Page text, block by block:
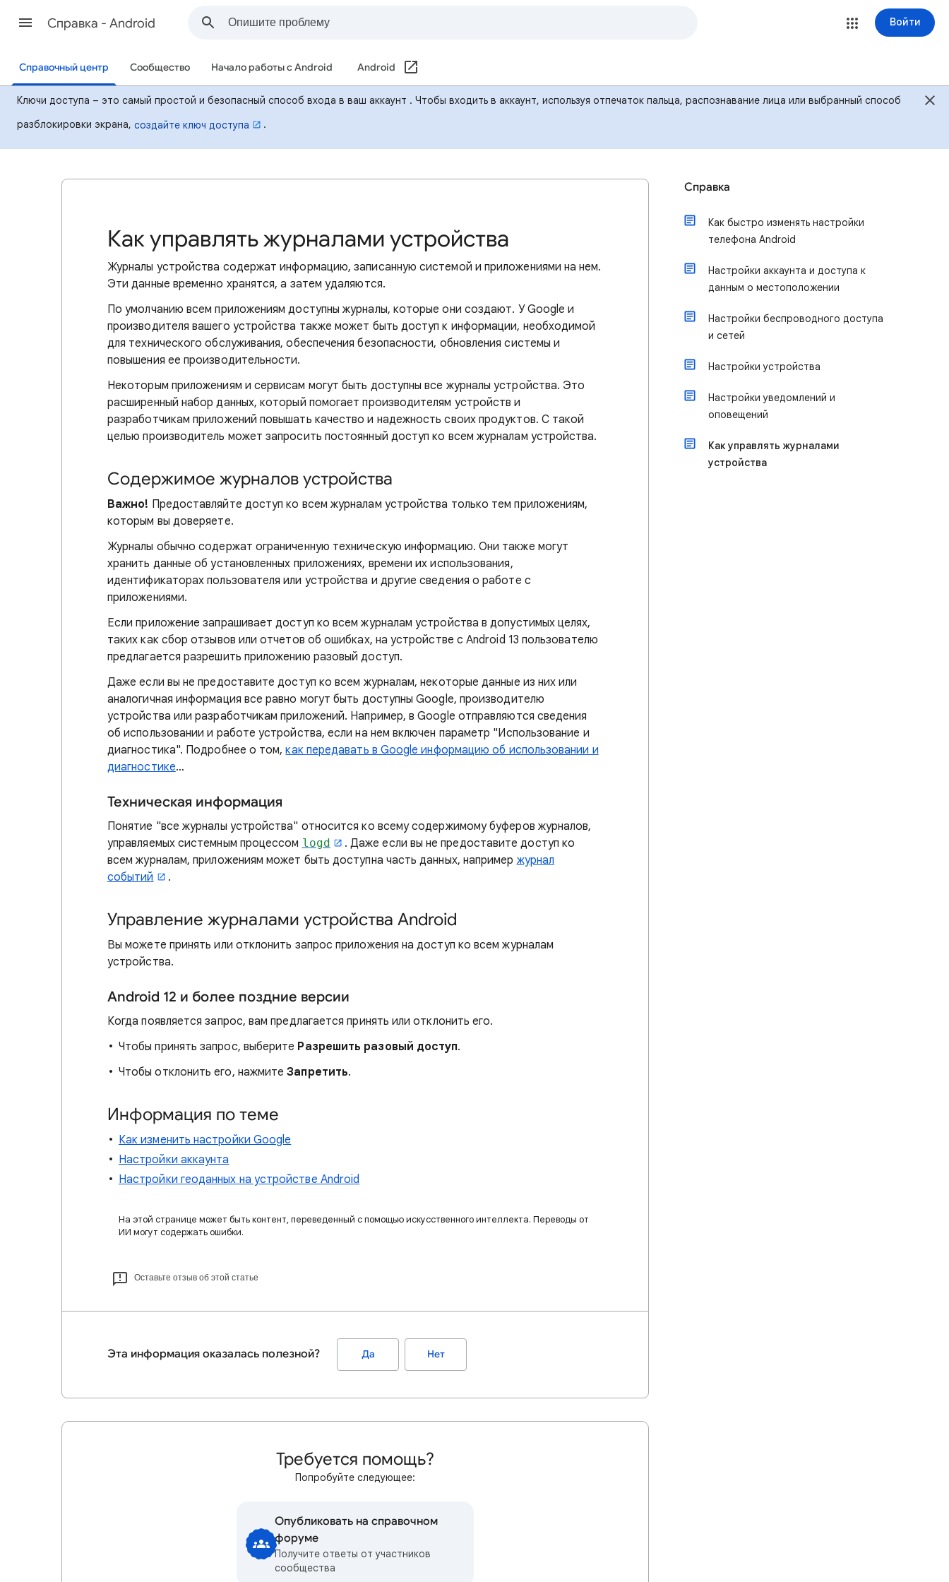
Cправка - Android Войти
Справочный центр Сообщество Начало работы с Android Android
Ключи доступа – это самый простой и безопасный способ входа в ваш аккаунт . Чтобы входить в аккаунт, используя отпечаток пальца, распознавание лица или выбранный способ
разблокировки экрана, создайте ключ доступа .
Как управлять журналами устройства
Журналы устройства содержат информацию, записанную системой и приложениями на нем.
Эти данные временно хранятся, а затем удаляются.
По умолчанию всем приложениям доступны журналы, которые они создают. У Google и
производителя вашего устройства также может быть доступ к информации, необходимой
для технического обслуживания, обеспечения безопасности, обновления системы и
повышения ее производительности.
Некоторым приложениям и сервисам могут быть доступны все журналы устройства. Это
расширенный набор данных, который помогает производителям устройств и
разработчикам приложений повышать качество и надежность своих продуктов. С такой
целью производитель может запросить постоянный доступ ко всем журналам устройства.
Содержимое журналов устройства
Важно! Предоставляйте доступ ко всем журналам устройства только тем приложениям,
которым вы доверяете.
Журналы обычно содержат ограниченную техническую информацию. Они также могут
хранить данные об установленных приложениях, времени их использования,
идентификаторах пользователя или устройства и другие сведения о работе с
приложениями.
Если приложение запрашивает доступ ко всем журналам устройства в допустимых целях,
таких как сбор отзывов или отчетов об ошибках, на устройстве с Android 13 пользователю
предлагается разрешить приложению разовый доступ.
Даже если вы не предоставите доступ ко всем журналам, некоторые данные из них или
аналогичная информация все равно могут быть доступны Google, производителю
устройства или разработчикам приложений. Например, в Google отправляются сведения
об использовании и работе устройства, если на нем включен параметр "Использование и
диагностика". Подробнее о том,как передавать в Google информацию об использовании и
диагностике…
Техническая информация
Понятие "все журналы устройства" относится ко всему содержимому буферов журналов,
управляемых системным процессом logd
. Даже если вы не предоставите доступ ко
всем журналам, приложениям может быть доступна часть данных, например журнал
событий
.
Управление журналами устройства Android
Вы можете принять или отклонить запрос приложения на доступ ко всем журналам
устройства.
Android 12 и более поздние версии
Когда появляется запрос, вам предлагается принять или отклонить его.
Чтобы принять запрос, выберите Разрешить разовый доступ.
Чтобы отклонить его, нажмитеЗапретить.
Информация по теме
Как изменить настройки Google
Настройки аккаунта
Настройки геоданных на устройстве Android
На этой странице может быть контент, переведенный с помощью искусственного интеллекта. Переводы от
ИИ могут содержать ошибки.
Оставьте отзыв об этой статье
Эта информация оказалась полезной? Да Нет
Требуется помощь?
Попробуйте следующее:
Опубликовать на справочном
форуме
Получите ответы от участников
сообщества
Справка
Как быстро изменять настройки
телефона Android
Настройки аккаунта и доступа к
данным о местоположении
Настройки беспроводного доступа
и сетей
Настройки устройства
Настройки уведомлений и
оповещений
Как управлять журналами
устройства